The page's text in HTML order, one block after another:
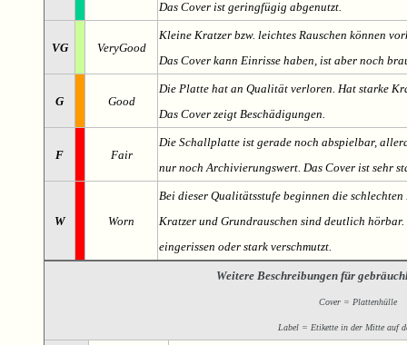
Das Cover ist geringfügig abgenutzt.
VG VeryGood
Kleine Kratzer bzw. leichtes Rauschen können
Das Cover kann Einrisse haben, ist aber noch
G Good
Die Platte hat an Qualität verloren. Hat starke
Das Cover zeigt Beschädigungen.
F Fair
Die Schallplatte ist gerade noch abspielbar,
nur noch Archivierungswert. Das Cover ist sehr
W Worn
Bei dieser Qualitätsstufe beginnen die
Kratzer und Grundrauschen sind deutlich
eingerissen oder stark verschmutzt.
Weitere Beschreibungen für
Cover = Plattenhülle
Label = Etikette in der Mitte auf